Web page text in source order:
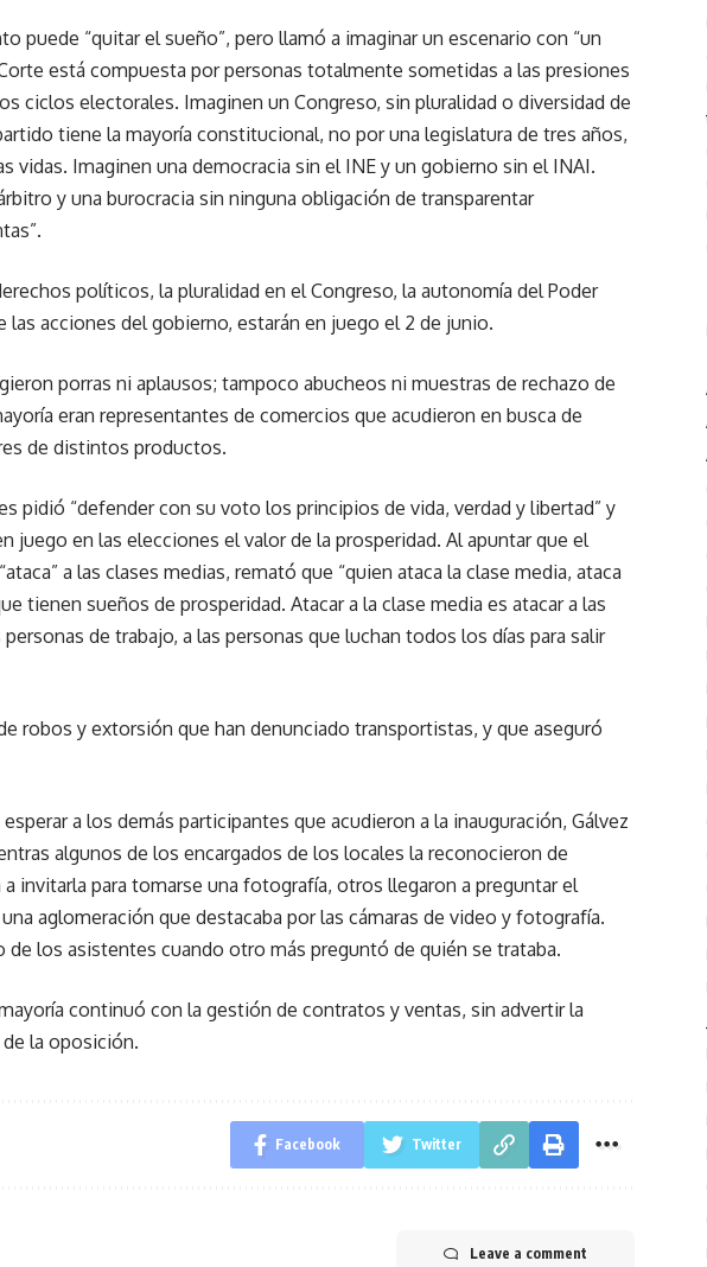
puede “quitar el sueño”, pero llamó a imaginar un escenario con “un
está compuesta por personas totalmente sometidas a las presiones
ciclos electorales. Imaginen un Congreso, sin pluralidad o diversidad de
tiene la mayoría constitucional, no por una legislatura de tres años,
vidas. Imaginen una democracia sin el INE y un gobierno sin el INAI.
y una burocracia sin ninguna obligación de transparentar
políticos, la pluralidad en el Congreso, la autonomía del Poder
las acciones del gobierno, estarán en juego el 2 de junio.
porras ni aplausos; tampoco abucheos ni muestras de rechazo de
eran representantes de comercios que acudieron en busca de
de distintos productos.
pidió “defender con su voto los principios de vida, verdad y libertad” y
juego en las elecciones el valor de la prosperidad. Al apuntar que el
a las clases medias, remató que “quien ataca la clase media, ataca
tienen sueños de prosperidad. Atacar a la clase media es atacar a las
de trabajo, a las personas que luchan todos los días para salir
robos y extorsión que han denunciado transportistas, y que aseguró
a los demás participantes que acudieron a la inauguración, Gálvez
algunos de los encargados de los locales la reconocieron de
invitarla para tomarse una fotografía, otros llegaron a preguntar el
aglomeración que destacaba por las cámaras de video y fotografía.
de los asistentes cuando otro más preguntó de quién se trataba.
continuó con la gestión de contratos y ventas, sin advertir la
de la oposición.
Facebook Twitter
Leave a comment